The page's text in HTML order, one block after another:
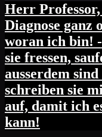
Herr
Diagnose ganz
woran ich bin!
sie fressen,
ausserdem
schreiben sie
auf, damit ich
kann!